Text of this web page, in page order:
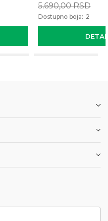
5.690,00RSD
Dostupno boja: 2